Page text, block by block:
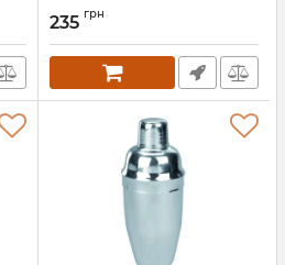
Артикул:
235 грн